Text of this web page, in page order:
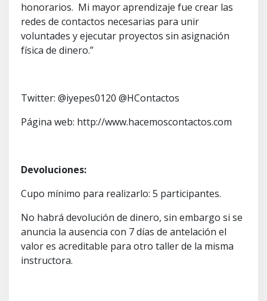
honorarios. Mi mayor aprendizaje fue crear las
redes de contactos necesarias para unir
voluntades y ejecutar proyectos sin asignación
física de dinero.”
Twitter: @iyepes0120 @HContactos
Página web: http://www.hacemoscontactos.com
Devoluciones:
Cupo mínimo para realizarlo: 5 participantes.
No habrá devolución de dinero, sin embargo si se
anuncia la ausencia con 7 días de antelación el
valor es acreditable para otro taller de la misma
instructora.